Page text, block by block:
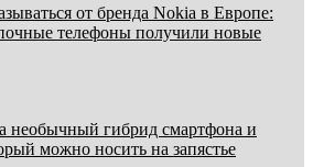
от бренда Nokia в Европе:
телефоны получили новые
необычный гибрид смартфона и
можно носить на запястье